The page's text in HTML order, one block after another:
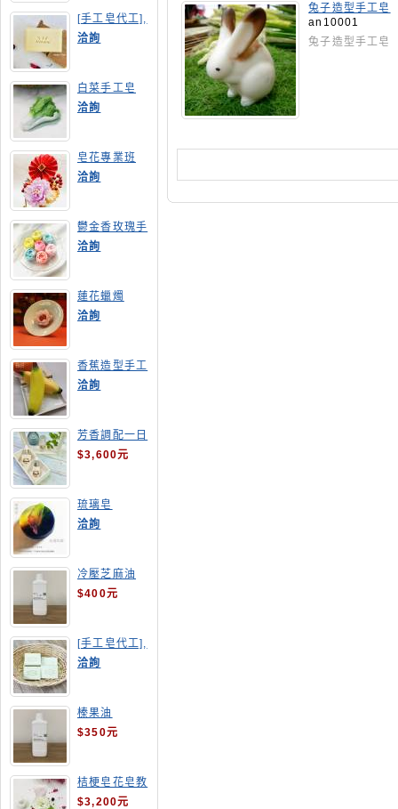
[手工皂代工],
膠原蛋白手工
皂
洽詢
白菜手工皂
洽詢
皂花專業班
洽詢
鬱金香玫瑰手
工皂(長高型)
洽詢
蓮花蠟燭
洽詢
香蕉造型手工
皂
洽詢
芳香調配一日
班
$3,600元
琉璃皂
洽詢
冷壓芝麻油
$400元
[手工皂代工],
酪梨手工皂
洽詢
榛果油
$350元
桔梗皂花皂教
學
$3,200元
兔子造型手工皂
an10001
兔子造型手工皂